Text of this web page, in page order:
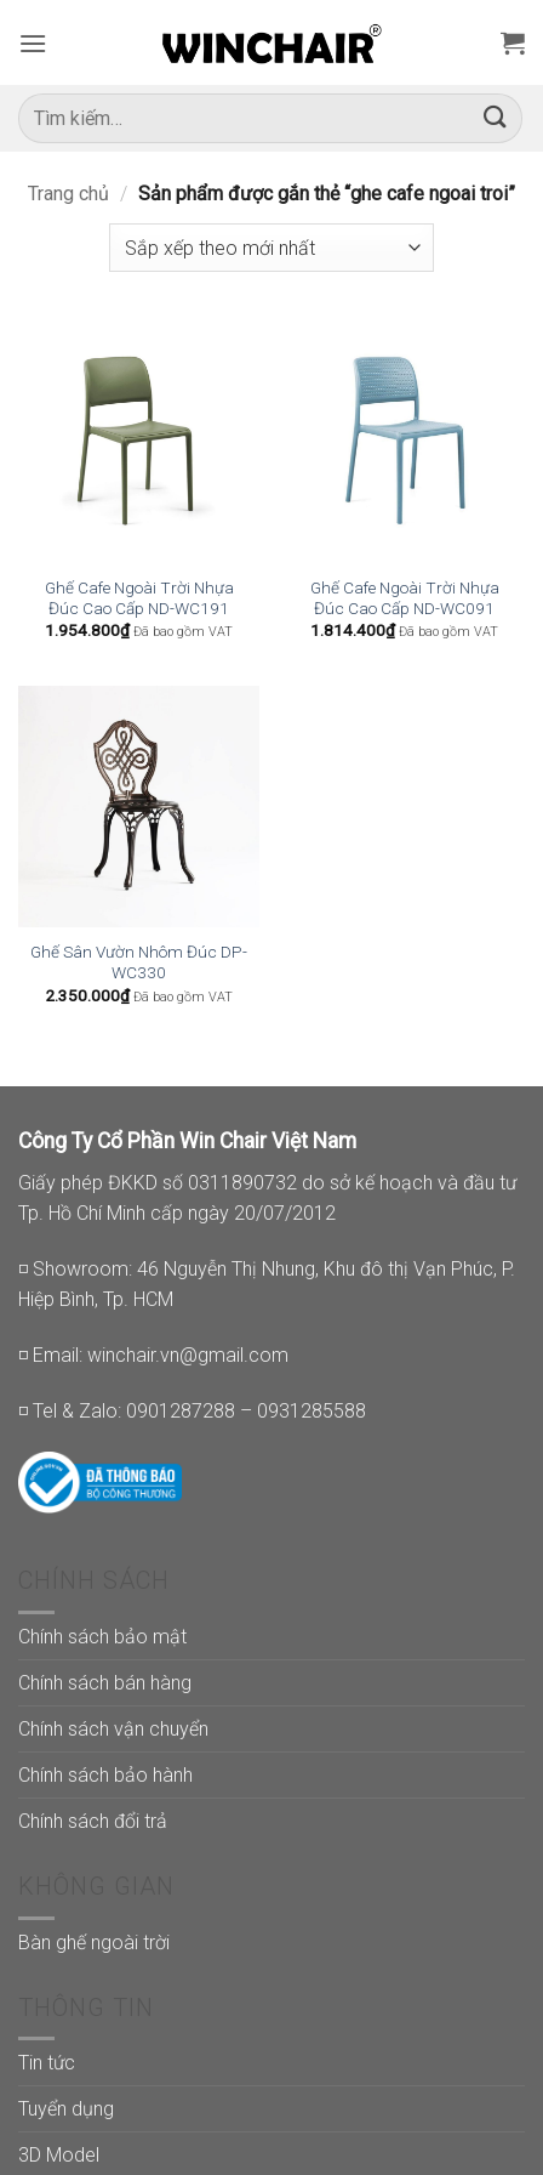
qua
dung
Tìm
kiếm:
Trang chủ / Sản phẩm được gắn thẻ “ghe cafe ngoai troi”
Ghế Cafe Ngoài Trời Nhựa
Đúc Cao Cấp ND-WC191
1.954.800₫ Đã bao gồm VAT
Ghế Cafe Ngoài Trời Nhựa
Đúc Cao Cấp ND-WC091
1.814.400₫ Đã bao gồm VAT
Ghế Sân Vườn Nhôm Đúc DP-
WC330
2.350.000₫ Đã bao gồm VAT
Công Ty Cổ Phần Win Chair Việt Nam
Giấy phép ĐKKD số 0311890732 do sở kế hoạch và đầu tư
Tp. Hồ Chí Minh cấp ngày 20/07/2012
◽ Showroom: 46 Nguyễn Thị Nhung, Khu đô thị Vạn Phúc, P.
Hiệp Bình, Tp. HCM
◽ Email: winchair.vn@gmail.com
◽ Tel & Zalo: 0901287288 – 0931285588
Chính sách bảo mật
Chính sách bán hàng
Chính sách vận chuyển
Chính sách bảo hành
Chính sách đổi trả
Bàn ghế ngoài trời
Tin tức
Tuyển dụng
3D Model